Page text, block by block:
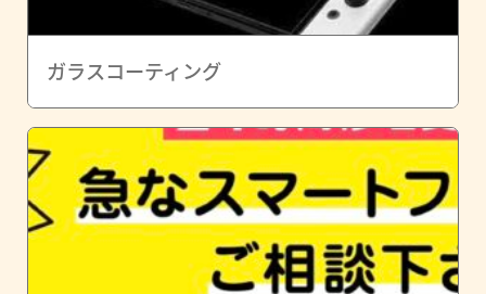
ガラスコーティング